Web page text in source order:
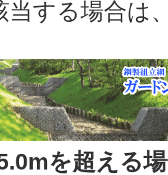
当する場合は
を超える